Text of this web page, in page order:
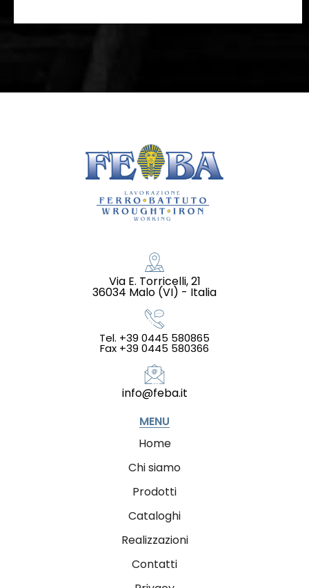
Via E. Torricelli, 21
36034 Malo (VI) - Italia
Tel. +39 0445 580865
Fax +39 0445 580366
info@feba.it
MENU
Home
Chi siamo
Prodotti
Cataloghi
Realizzazioni
Contatti